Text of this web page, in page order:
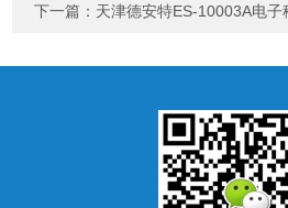
下一篇： 天津德安特ES-10003A电